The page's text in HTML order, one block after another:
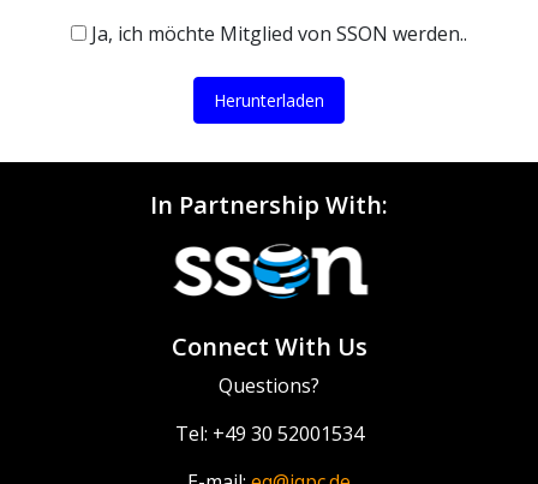
Ja, ich möchte Mitglied von SSON werden..
Herunterladen
In Partnership With:
Connect With Us
Questions?
Tel: +49 30 52001534